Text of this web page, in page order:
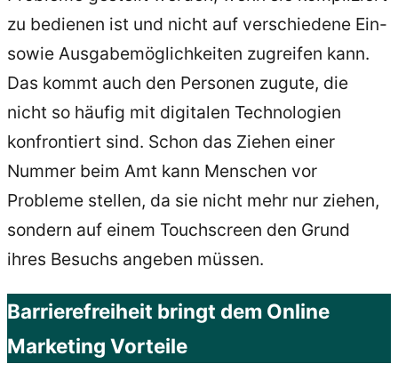
zu bedienen ist und nicht auf verschiedene Ein-
sowie Ausgabemöglichkeiten zugreifen kann.
Das kommt auch den Personen zugute, die
nicht so häufig mit digitalen Technologien
konfrontiert sind. Schon das Ziehen einer
Nummer beim Amt kann Menschen vor
Probleme stellen, da sie nicht mehr nur ziehen,
sondern auf einem Touchscreen den Grund
ihres Besuchs angeben müssen.
Barrierefreiheit bringt dem Online
Marketing Vorteile